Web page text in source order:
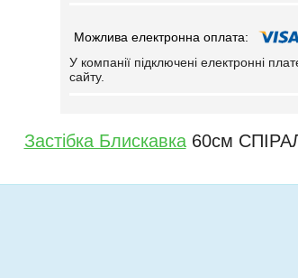
У компанії підключені електронні
сайту.
Застібка Блискавка60см